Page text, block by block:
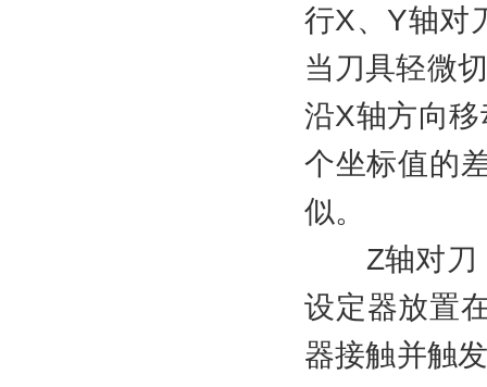
行X、Y轴对
当刀具轻微
沿X轴方向
个坐标值的
似。
Z轴对刀：
设定器放置
器接触并触